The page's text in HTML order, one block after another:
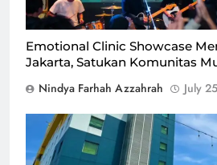
Emotional Clinic Showcase
Jakarta, Satukan Komunitas
Nindya Farhah Azzahrah July
Sparks Life Jakarta Hadirkan
Rp620 Ribu hingga akhir bulan Juli
Jakarta/Foto : Dok. Istimewa